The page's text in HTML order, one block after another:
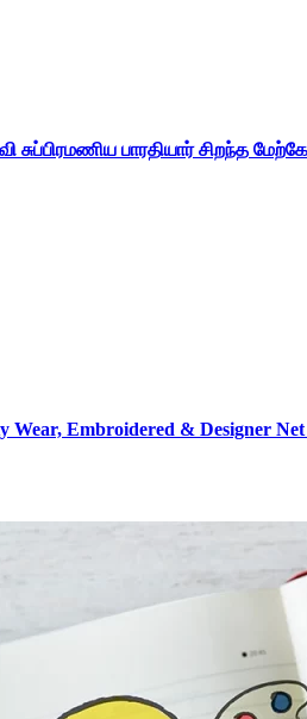
சுப்பிரமணிய பாரதியார் சிறந்த
Wear, Embroidered & Designer